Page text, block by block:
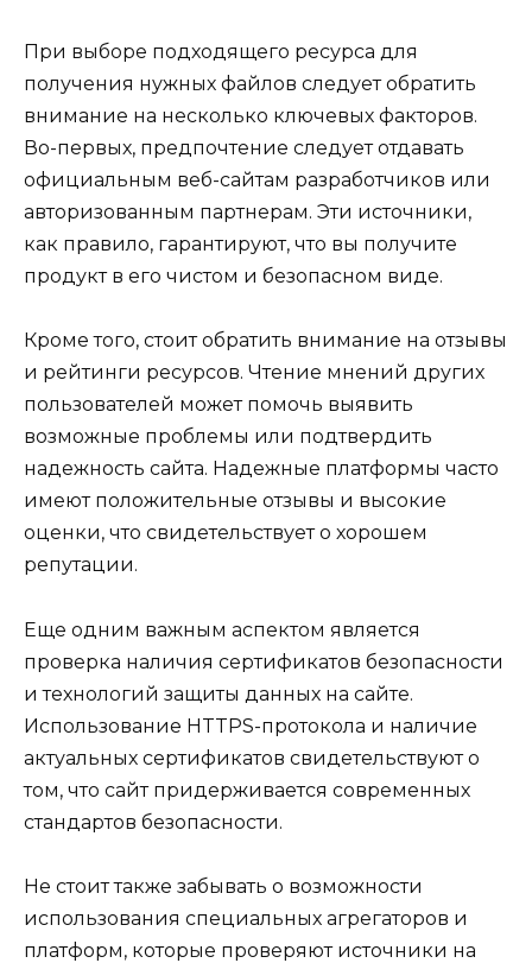
При выборе подходящего ресурса для
получения нужных файлов следует обратить
внимание на несколько ключевых факторов.
Во-первых, предпочтение следует отдавать
официальным веб-сайтам разработчиков или
авторизованным партнерам. Эти источники,
как правило, гарантируют, что вы получите
продукт в его чистом и безопасном виде.
Кроме того, стоит обратить внимание на отзывы
и рейтинги ресурсов. Чтение мнений других
пользователей может помочь выявить
возможные проблемы или подтвердить
надежность сайта. Надежные платформы часто
имеют положительные отзывы и высокие
оценки, что свидетельствует о хорошем
репутации.
Еще одним важным аспектом является
проверка наличия сертификатов безопасности
и технологий защиты данных на сайте.
Использование HTTPS-протокола и наличие
актуальных сертификатов свидетельствуют о
том, что сайт придерживается современных
стандартов безопасности.
Не стоит также забывать о возможности
использования специальных агрегаторов и
платформ, которые проверяют источники на